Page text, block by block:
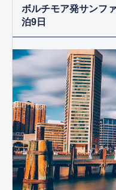
ボルチモア発サンフ
泊9日